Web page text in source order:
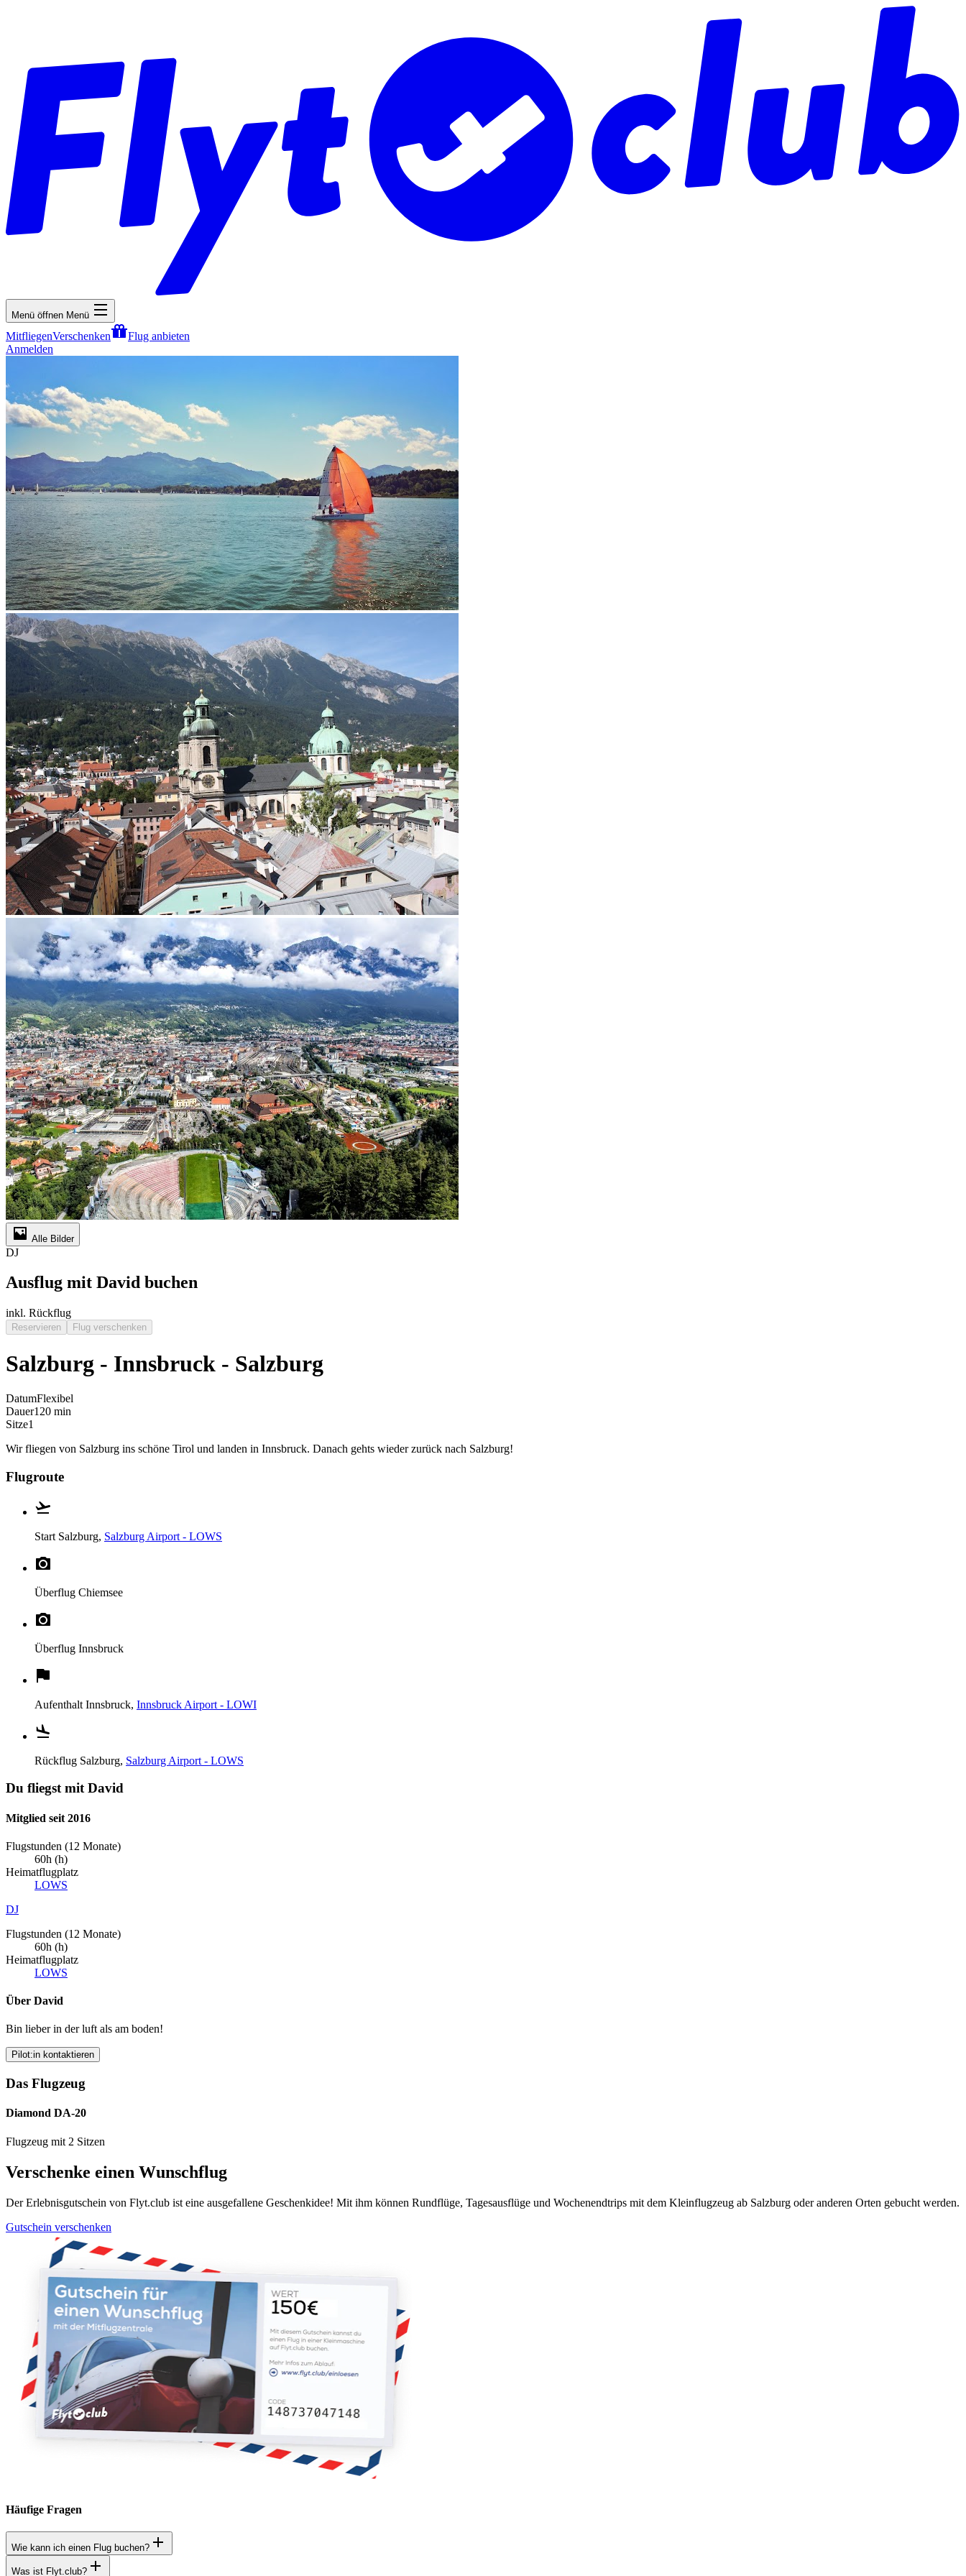
Menü öffnen Menü
MitfliegenVerschenken
Flug anbieten
Anmelden
Alle Bilder
DJ
Ausflug mit David buchen
inkl. Rückflug
Reservieren Flug verschenken
Salzburg - Innsbruck - Salzburg
DatumFlexibel
Dauer120 min
Sitze1
Wir fliegen von Salzburg ins schöne Tirol und landen in Innsbruck. Danach gehts wieder zurück nach Salzburg!
Flugroute
Start Salzburg, Salzburg Airport - LOWS
Überflug Chiemsee
Überflug Innsbruck
Aufenthalt Innsbruck, Innsbruck Airport - LOWI
Rückflug Salzburg, Salzburg Airport - LOWS
Du fliegst mit David
Mitglied seit 2016
Flugstunden (12 Monate)
60h (h)
Heimatflugplatz
LOWS
DJ
Flugstunden (12 Monate)
60h (h)
Heimatflugplatz
LOWS
Über David
Bin lieber in der luft als am boden!
Pilot:in kontaktieren
Das Flugzeug
Diamond DA-20
Flugzeug mit 2 Sitzen
Verschenke einen Wunschflug
Der Erlebnisgutschein von Flyt.club ist eine ausgefallene Geschenkidee! Mit ihm können Rundflüge, Tagesausflüge und Wochenendtrips mit dem Kleinflugzeug ab Salzburg oder anderen Orten gebucht werden.
Gutschein verschenken
Häufige Fragen
Wie kann ich einen Flug buchen?
Was ist Flyt.club?